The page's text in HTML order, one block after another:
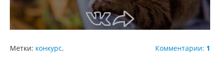
Комментарии: 1
Метки: конкурс.